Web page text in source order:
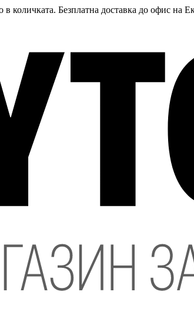
количката. Безплатна доставка до офис на